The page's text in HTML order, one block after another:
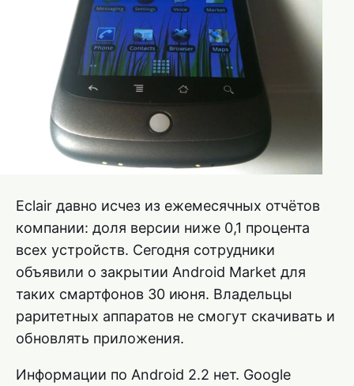
Eclair давно исчез из ежемесячных отчётов
компании: доля версии ниже 0,1 процента
всех устройств. Сегодня сотрудники
объявили о закрытии Android Market для
таких смартфонов 30 июня. Владельцы
раритетных аппаратов не смогут скачивать и
обновлять приложения.
Информации по Android 2.2 нет. Google